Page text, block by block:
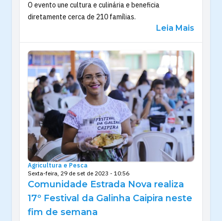
O evento une cultura e culinária e beneficia
diretamente cerca de 210 famílias.
Leia Mais
Agricultura e Pesca
Sexta-feira, 29 de set de 2023 - 10:56
Comunidade Estrada Nova realiza
17º Festival da Galinha Caipira neste
fim de semana